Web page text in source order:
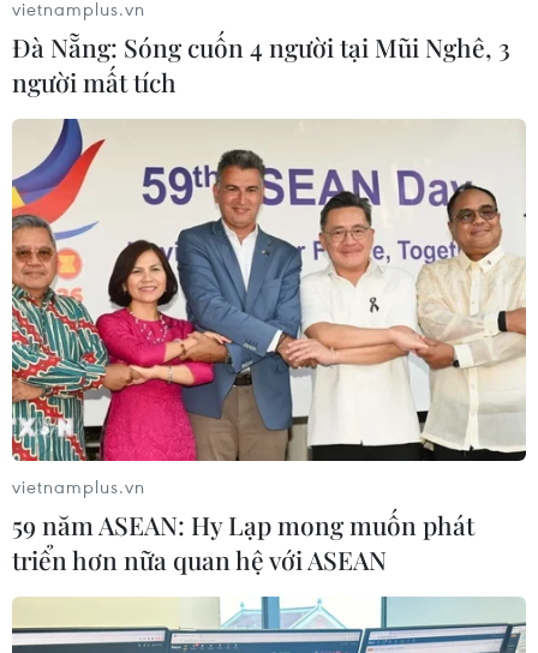
vietnamplus.vn
Đà Nẵng: Sóng cuốn 4 người tại Mũi Nghê, 3
người mất tích
vietnamplus.vn
59 năm ASEAN: Hy Lạp mong muốn phát
triển hơn nữa quan hệ với ASEAN